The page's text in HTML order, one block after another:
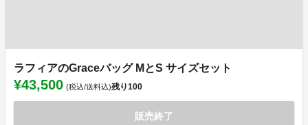
ラフィアのGraceバッグ MとS サイズセット
¥43,500 (税込/送料込)残り100
販売終了